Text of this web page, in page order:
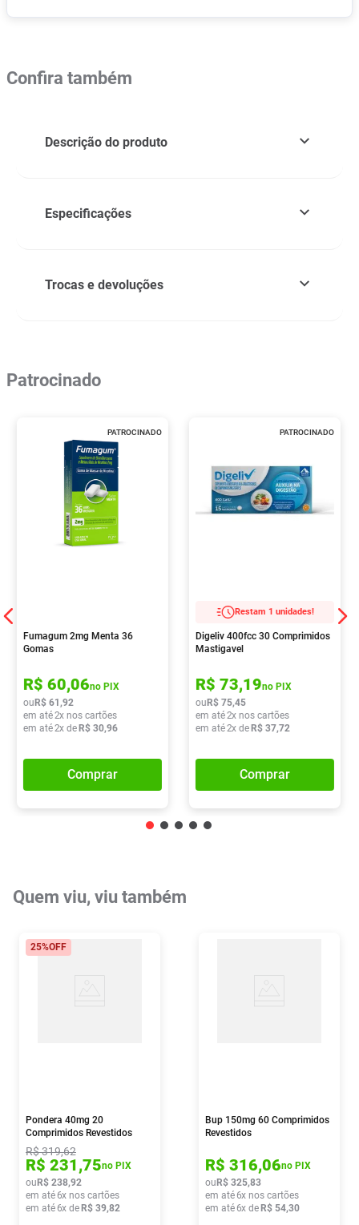
Confira também
Descrição do produto
Especificações
Trocas e devoluções
Patrocinado
PATROCINADO
Fumagum 2mg Menta 36
Gomas
R$ 60,06no PIX
ou R$ 61 ,92
em até2x nos cartões
em até2x de R$ 30,96
Comprar
PATROCINADO
Restam 1 unidades!
Digeliv 400fcc 30 Comprimidos
Mastigavel
R$ 73,19no PIX
ou R$ 75,45
em até2x nos cartões
em até2x de R$ 37,72
Comprar
Quem viu, viu também
25%OFF
Pondera 40mg 20
Comprimidos Revestidos
R$319,62
R$ 231,75no PIX
ou R$ 238,92
em até6x nos cartões
em até6x de R$ 39,82
Bup 150mg 60 Comprimidos
Revestidos
R$ 316,06no PIX
ou R$ 325,83
em até6x nos cartões
em até6x de R$ 54,30